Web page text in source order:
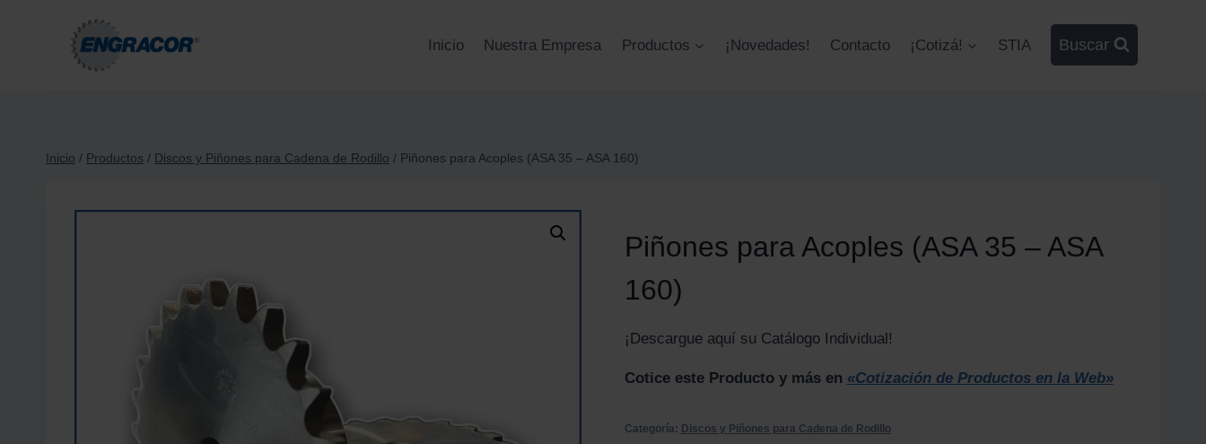
Inicio Nuestra Empresa Productos ¡Novedades! Contacto ¡Cotizá! STIA Buscar
Inicio / Productos / Discos y Piñones para Cadena de Rodillo / Piñones para Acoples (ASA 35 – ASA 160)
Piñones para Acoples (ASA 35 – ASA
160)
¡Descargue aquí su Catálogo Individual!
Cotice este Producto y más en «Cotización de Productos en la Web»
Categoría: Discos y Piñones para Cadena de Rodillo